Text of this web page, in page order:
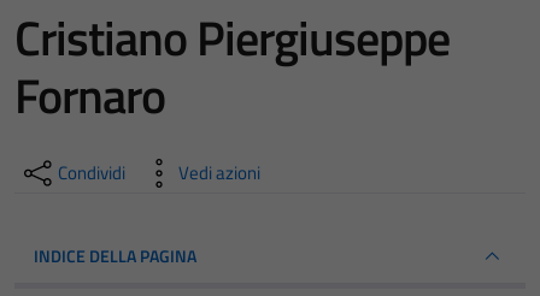
Cristiano Piergiuseppe
Fornaro
Condividi Vedi azioni
INDICE DELLA PAGINA